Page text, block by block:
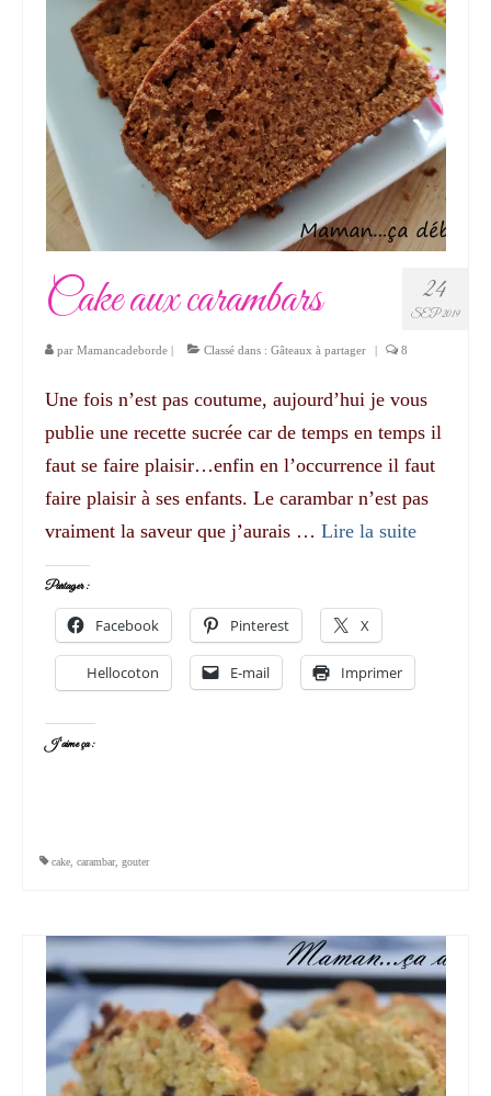
24
SEP 2019
Cake aux carambars
par Mamancadeborde | Classé dans : Gâteaux à partager | 8
Une fois n’est pas coutume, aujourd’hui je vous
publie une recette sucrée car de temps en temps il
faut se faire plaisir…enfin en l’occurrence il faut
faire plaisir à ses enfants. Le carambar n’est pas
vraiment la saveur que j’aurais … Lire la suite­­
Partager :
Facebook Pinterest X
Hellocoton E-mail Imprimer
J’aime ça :
cake carambar, gouter